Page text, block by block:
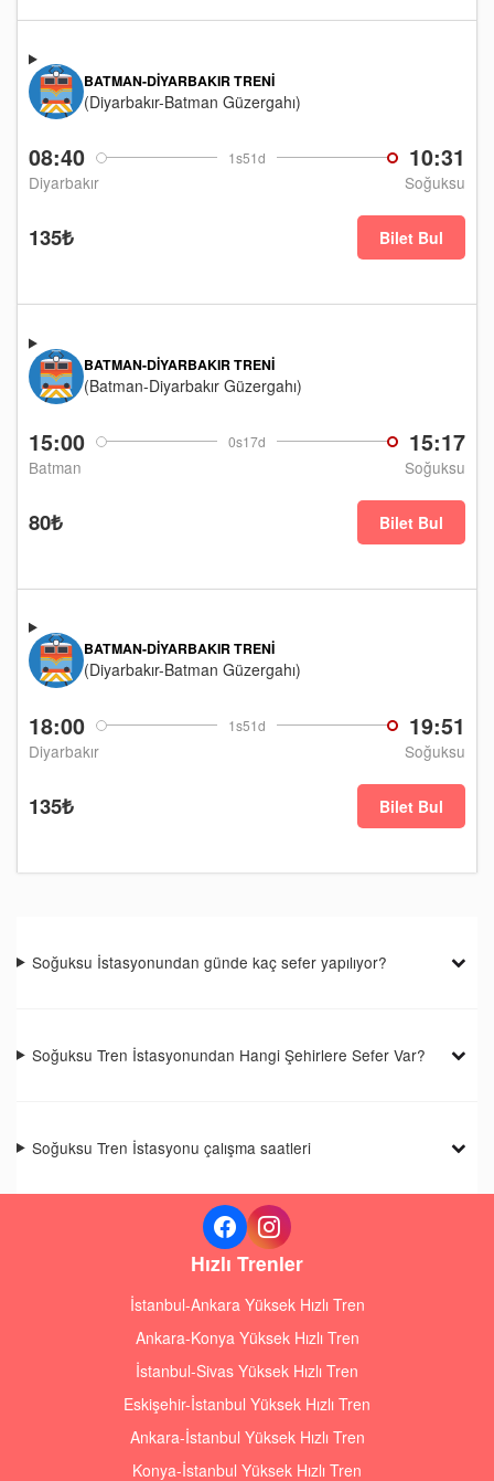
08:40 1s51d 10:31
Diyarbakır Soğuksu
BATMAN-DIYARBAKIR TRENI
(Diyarbakır-Batman Güzergahı)
135₺ Bilet Bul
15:00 0s17d 15:17
Batman Soğuksu
BATMAN-DIYARBAKIR TRENI
(Batman-Diyarbakır Güzergahı)
80₺ Bilet Bul
18:00 1s51d 19:51
Diyarbakır Soğuksu
BATMAN-DIYARBAKIR TRENI
(Diyarbakır-Batman Güzergahı)
135₺ Bilet Bul
Soğuksu İstasyonundan günde kaç sefer yapılıyor?
Soğuksu Tren İstasyonundan Hangi Şehirlere Sefer Var?
Soğuksu Tren İstasyonu çalışma saatleri
Hızlı Trenler
İstanbul-Ankara Yüksek Hızlı Tren
Ankara-Konya Yüksek Hızlı Tren
İstanbul-Sivas Yüksek Hızlı Tren
Eskişehir-İstanbul Yüksek Hızlı Tren
Ankara-İstanbul Yüksek Hızlı Tren
Konya-İstanbul Yüksek Hızlı Tren